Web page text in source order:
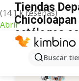
(14.1 k reseñas)
Abrir
Buscar
Tiendas
catálogos